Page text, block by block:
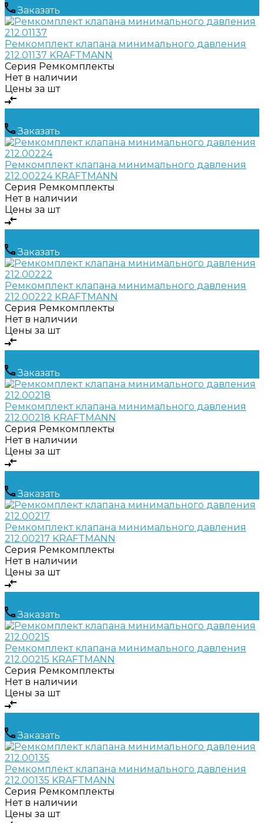
Заказать
Ремкомплект клапана минимального давления
212.01137 KRAFTMANN
Серия Ремкомплекты
Нет в наличии
Цены за шт
Заказать
Ремкомплект клапана минимального давления
212.00224 KRAFTMANN
Серия Ремкомплекты
Нет в наличии
Цены за шт
Заказать
Ремкомплект клапана минимального давления
212.00222 KRAFTMANN
Серия Ремкомплекты
Нет в наличии
Цены за шт
Заказать
Ремкомплект клапана минимального давления
212.00218 KRAFTMANN
Серия Ремкомплекты
Нет в наличии
Цены за шт
Заказать
Ремкомплект клапана минимального давления
212.00217 KRAFTMANN
Серия Ремкомплекты
Нет в наличии
Цены за шт
Заказать
Ремкомплект клапана минимального давления
212.00215 KRAFTMANN
Серия Ремкомплекты
Нет в наличии
Цены за шт
Заказать
Ремкомплект клапана минимального давления
212.00135 KRAFTMANN
Серия Ремкомплекты
Нет в наличии
Цены за шт